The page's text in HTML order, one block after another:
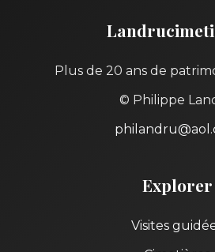
Plus de 20 ans de
© Philippe
Explorer
Visites